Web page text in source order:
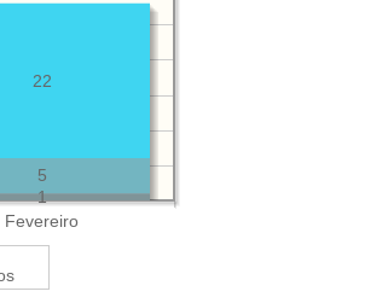
Fevereiro
1
5
22